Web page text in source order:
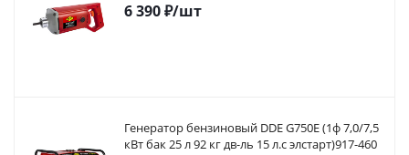
6 390₽/шт
Генератор бензиновый DDE G750E (1ф 7,0/7,5
кВт бак 25 л 92 кг дв-ль 15 л.с элстарт)917-460